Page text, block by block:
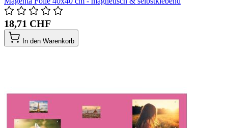
18,71 CHF
In den Warenkorb